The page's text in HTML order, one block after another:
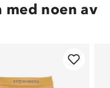
med noen av